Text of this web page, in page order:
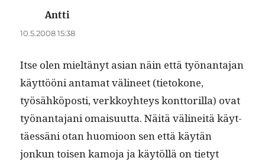
Antti
10.5.2008 15:38
Itse olen mieltänyt asian näin että työ­nan­ta­jan
käyt­tööni anta­mat väli­neet (tietokone,
työsähkö­posti, verkkoy­hteys kont­to­ril­la) ovat
työ­nan­ta­jani omaisu­ut­ta. Näitä välineitä käyt­
täessäni otan huomioon sen että käytän
jonkun toisen kamo­ja ja käytöl­lä on tietyt